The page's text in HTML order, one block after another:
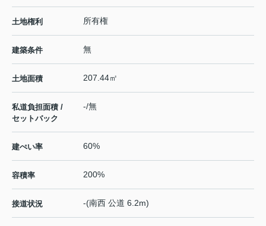
土地権利 所有権
建築条件 無
土地面積 207.44㎡
私道負担面積 /
セットバック
-/無
建ぺい率 60%
容積率 200%
接道状況 -(南西 公道 6.2m)